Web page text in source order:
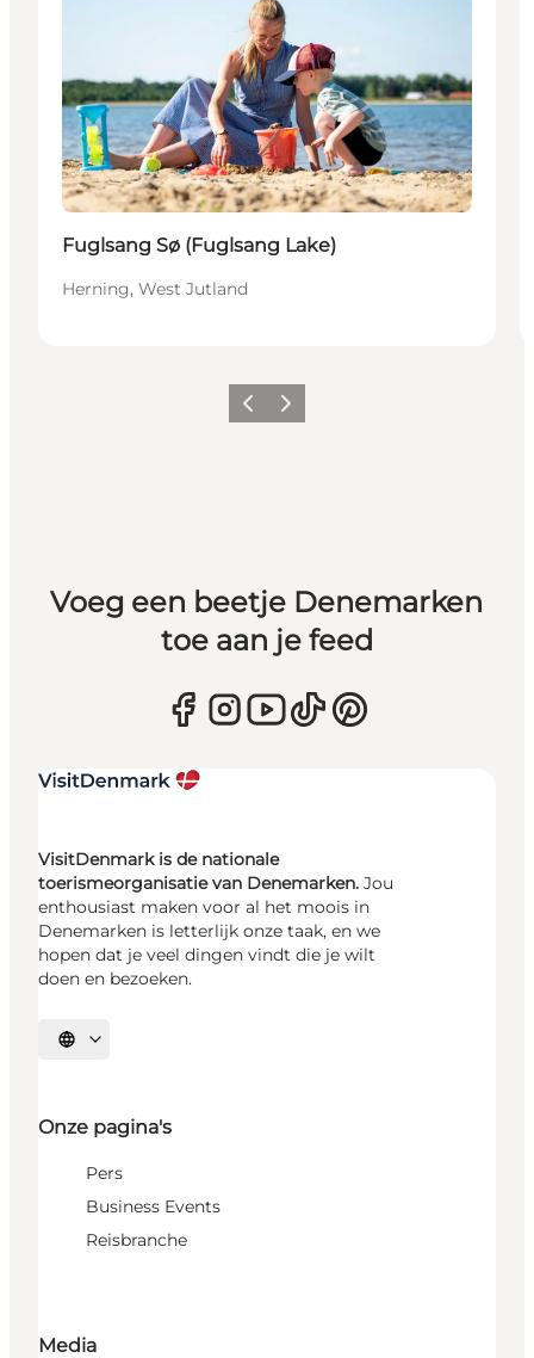
Fuglsang Sø (Fuglsang Lake)
Herning, West Jutland
Vorige Volgende
Voeg een beetje Denemarken
toe aan je feed
VisitDenmark is de nationale
toerismeorganisatie van Denemarken. Jou
enthousiast maken voor al het moois in
Denemarken is letterlijk onze taak, en we
hopen dat je veel dingen vindt die je wilt
doen en bezoeken.
Selecteer taal
Onze pagina's
Pers
Business Events
Reisbranche
Media